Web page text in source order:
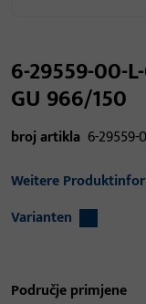
6-29559-00-
GU 966/150
broj artikla 6-29559-
Weitere
Varianten
Područje primjene